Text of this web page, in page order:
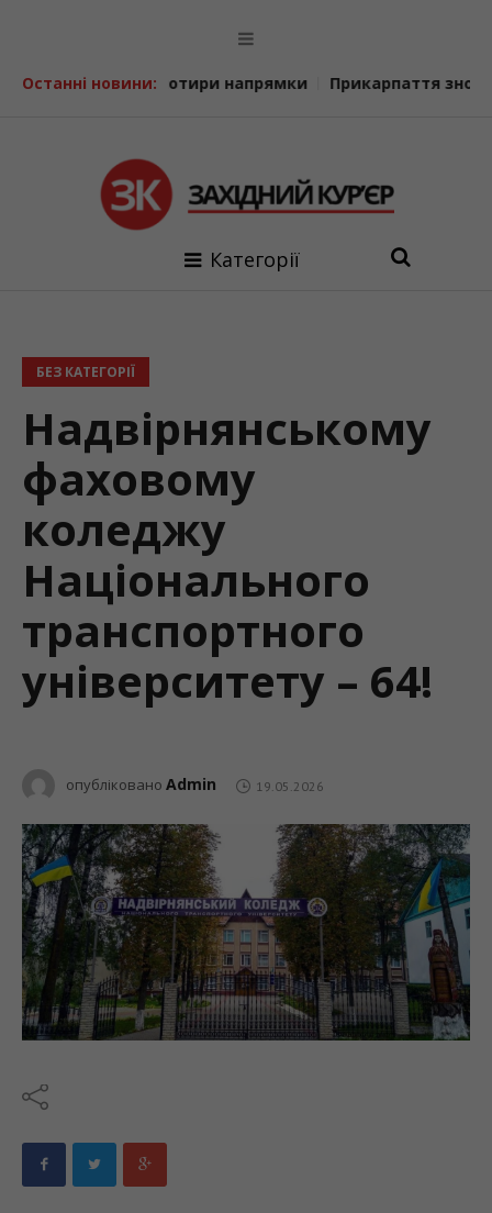
Останні новини:
напрямки Прикарпаття знову заявляє про
Категорії
БЕЗ КАТЕГОРІЇ
Надвірнянському
фаховому
коледжу
Національного
транспортного
університету – 64!
опубліковано Admin 19.05.2026